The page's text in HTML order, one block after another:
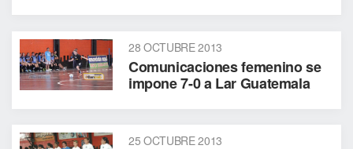
28 OCTUBRE 2013
Comunicaciones femenino se
impone 7-0 a Lar Guatemala
25 OCTUBRE 2013